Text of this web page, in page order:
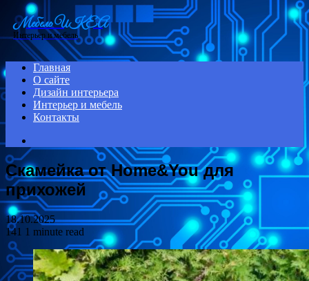
Menu
Мебель ИКЕА
Интерьер и мебель
Главная
О сайте
Дизайн интерьера
Интерьер и мебель
Контакты
for
Скамейка от Home&You для
прихожей
18.10.2025
141 1 minute read